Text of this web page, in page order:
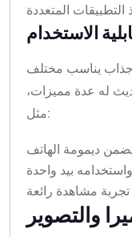
الاستخدام
يناسب مختلف
له عدة مميزات،
مثل:
والتصوير